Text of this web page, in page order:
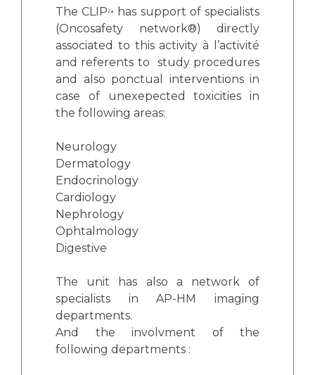
Activité physique
Maladies rares
Maternité Hôpital Nord
Vos représentants
La Commission Des Usagers (CDU)
Les Comités Locaux des Usagers
Médicale
Radiologie / Imagerie
Cancérologie
Les pôles d'activité médicale
Anatomie et Cytologie Pathologiques
Adresser un examen au Laboratoire d'Infectiologie
Plateforme d'Expertise Maladies Rares
Presse / Multimédia
Communiqués de presse
Dossiers de presse
Médiathèque
Fournisseurs
The CLIP2*
has support of specialists
(Oncosafety network®) directly
associated to this activity à l’activité
and referents to study procedures
and also ponctual interventions in
case of unexepected toxicities in
the following areas:
Neurology
Dermatology
Endocrinology
Cardiology
Nephrology
Ophtalmology
Digestive
The unit has also a network of
specialists in AP-HM imaging
departments.
And the involvment of the
following departments :